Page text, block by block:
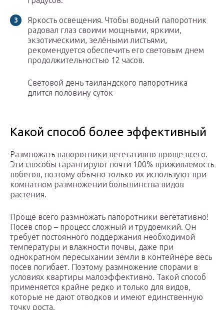
Яркость освещения. Чтобы водный папоротник
радовал глаз своими мощными, яркими,
экзотическими, зелёными листьями,
рекомендуется обеспечить его световым днем
продолжительностью 12 часов.
Световой день таиландского папоротника
длится половину суток
Какой способ более эффективный
Размножать папоротники вегетативно проще всего.
Эти способы гарантируют почти 100% приживаемость
побегов, поэтому обычно только их используют при
комнатном размножении большинства видов
растения.
Проще всего размножать папоротники вегетативно!
Посев спор – процесс сложный и трудоемкий. Он
требует постоянного поддержания необходимой
температуры и влажности почвы, даже при
однократном пересыхании земли в контейнере весь
посев погибает. Поэтому размножение спорами в
условиях квартиры малоэффективно. Такой способ
применяется крайне редко и только для видов,
которые не дают отводков и имеют единственную
точку роста.